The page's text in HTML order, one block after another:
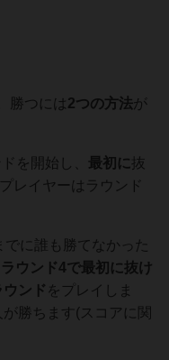
勝つには 2つの方法が
を開始し、 最初に抜
レイヤーはラウンド
に誰も勝てなかった
ラウンド4で最初に抜け
ンド をプレイしま
が勝ちます(スコアに関